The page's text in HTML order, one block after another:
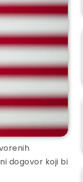
dogovor koji bi